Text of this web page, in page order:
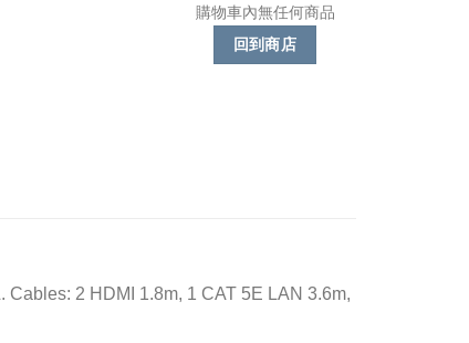
購物車內無任何商品
回到商店
2 HDMI 1.8m, 1 CAT 5E LAN 3.6m,